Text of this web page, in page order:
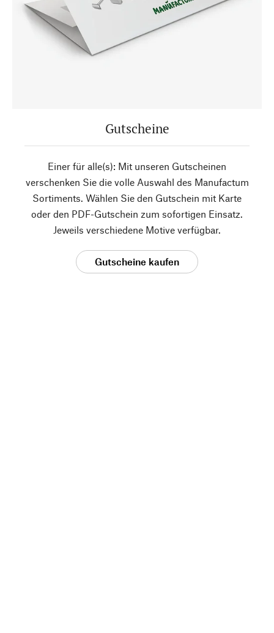
Gutscheine
Einer für alle(s): Mit unseren Gutscheinen
verschenken Sie die volle Auswahl des Manufactum
Sortiments. Wählen Sie den Gutschein mit Karte
oder den PDF-Gutschein zum sofortigen Einsatz.
Jeweils verschiedene Motive verfügbar.
Gutscheine kaufen